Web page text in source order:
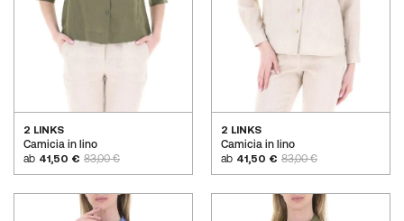
2 LINKS
Camicia in lino
ab 41,50 € 83,00 €
2 LINKS
Camicia in lino
ab 41,50 € 83,00 €